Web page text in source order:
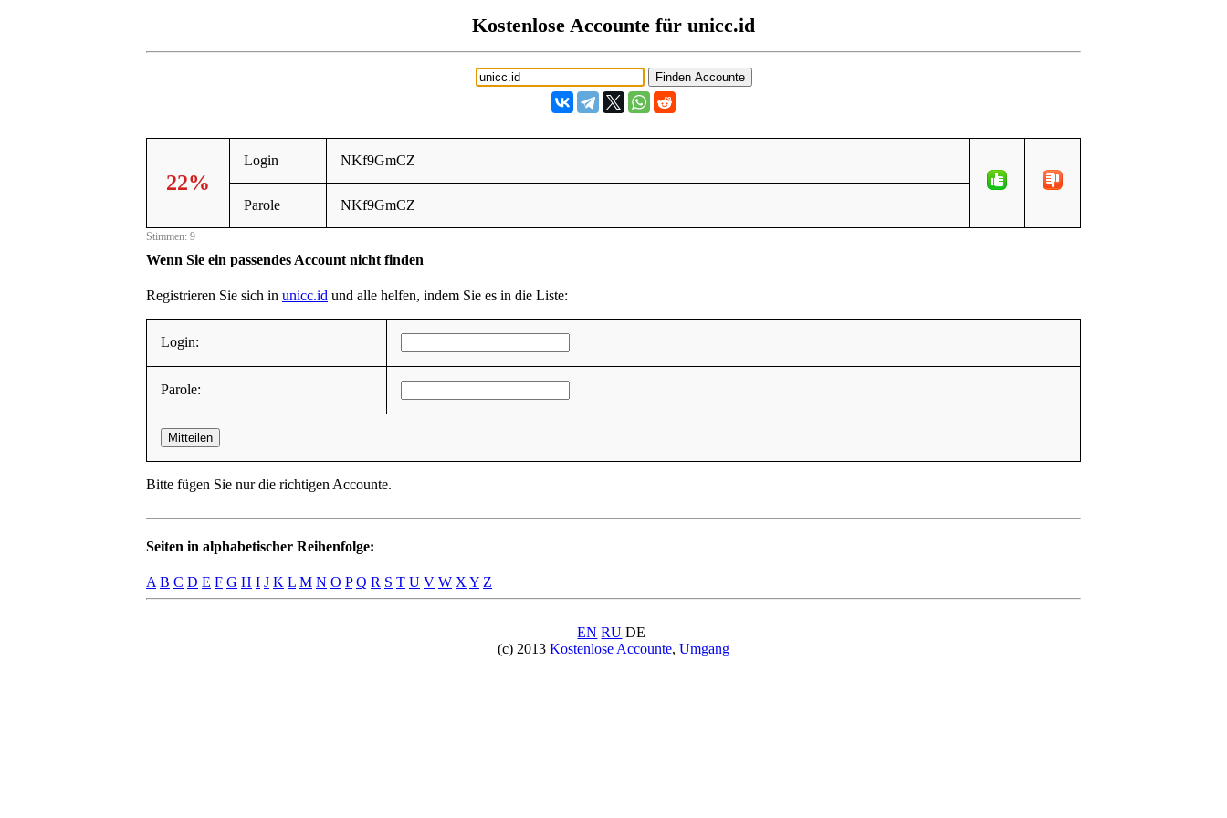
Kostenlose Accounte für unicc.id
22%
Login NKf9GmCZ
Parole NKf9GmCZ
Stimmen: 9
Wenn Sie ein passendes Account nicht finden
Registrieren Sie sich in unicc.id und alle helfen, indem Sie es in die Liste:
Login:
Parole:
Mitteilen
Bitte fügen Sie nur die richtigen Accounte.
Seiten in alphabetischer Reihenfolge:
A B C D E F G H I J K L M N O P Q R S T U V W XY Z
EN RU DE
(c) 2013 Kostenlose Accounte, Umgang